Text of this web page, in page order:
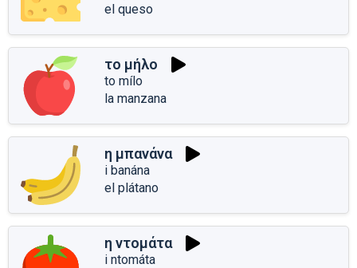
el queso
το μήλο
to mílo
la manzana
η μπανάνα
i banána
el plátano
η ντομάτα
i ntomáta